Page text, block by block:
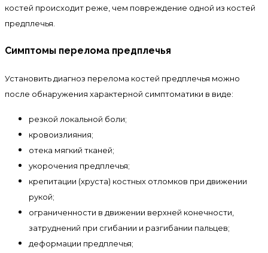
костей происходит реже, чем повреждение одной из костей
предплечья.
Симптомы перелома предплечья
Установить диагноз перелома костей предплечья можно
после обнаружения характерной симптоматики в виде:
резкой локальной боли;
кровоизлияния;
отека мягкий тканей;
укорочения предплечья;
крепитации (хруста) костных отломков при движении
рукой;
ограниченности в движении верхней конечности,
затруднений при сгибании и разгибании пальцев;
деформации предплечья;